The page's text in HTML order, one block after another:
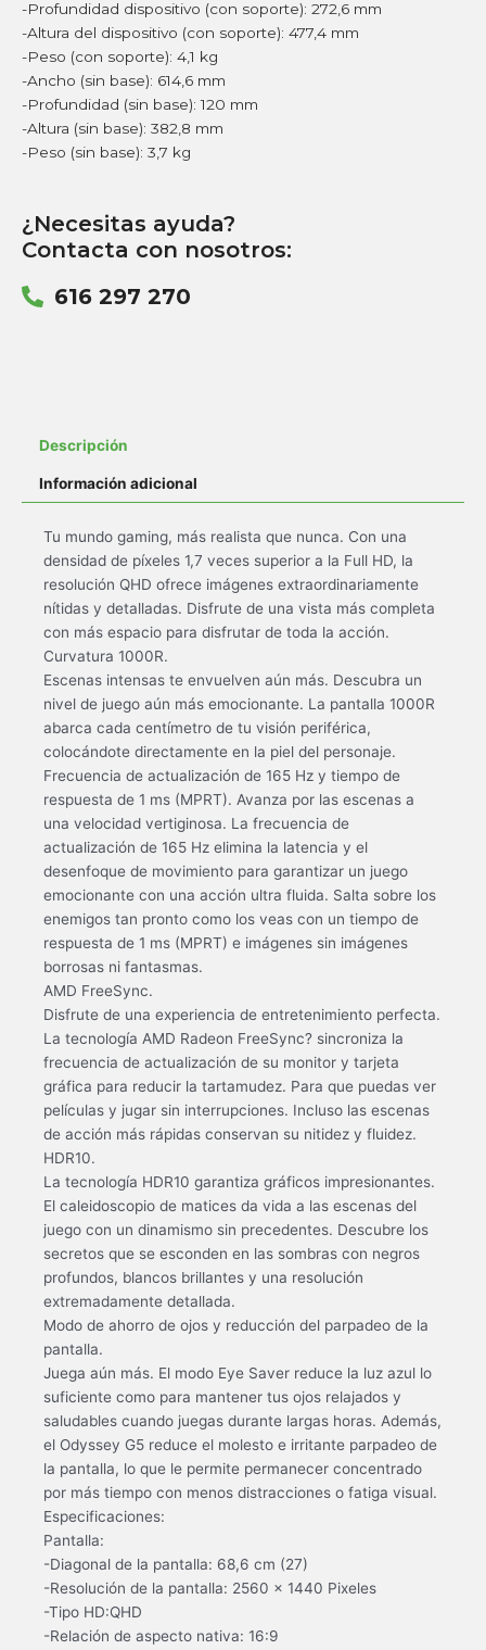
-Profundidad dispositivo (con soporte): 272,6 mm
-Altura del dispositivo (con soporte): 477,4 mm
-Peso (con soporte): 4,1 kg
-Ancho (sin base): 614,6 mm
-Profundidad (sin base): 120 mm
-Altura (sin base): 382,8 mm
-Peso (sin base): 3,7 kg
¿Necesitas ayuda?
Contacta con nosotros:
616 297 270
Descripción
Información adicional
Tu mundo gaming, más realista que nunca. Con una
densidad de píxeles 1,7 veces superior a la Full HD, la
resolución QHD ofrece imágenes extraordinariamente
nítidas y detalladas. Disfrute de una vista más completa
con más espacio para disfrutar de toda la acción.
Curvatura 1000R.
Escenas intensas te envuelven aún más. Descubra un
nivel de juego aún más emocionante. La pantalla 1000R
abarca cada centímetro de tu visión periférica,
colocándote directamente en la piel del personaje.
Frecuencia de actualización de 165 Hz y tiempo de
respuesta de 1 ms (MPRT). Avanza por las escenas a
una velocidad vertiginosa. La frecuencia de
actualización de 165 Hz elimina la latencia y el
desenfoque de movimiento para garantizar un juego
emocionante con una acción ultra fluida. Salta sobre los
enemigos tan pronto como los veas con un tiempo de
respuesta de 1 ms (MPRT) e imágenes sin imágenes
borrosas ni fantasmas.
AMD FreeSync.
Disfrute de una experiencia de entretenimiento perfecta.
La tecnología AMD Radeon FreeSync? sincroniza la
frecuencia de actualización de su monitor y tarjeta
gráfica para reducir la tartamudez. Para que puedas ver
películas y jugar sin interrupciones. Incluso las escenas
de acción más rápidas conservan su nitidez y fluidez.
HDR10.
La tecnología HDR10 garantiza gráficos impresionantes.
El caleidoscopio de matices da vida a las escenas del
juego con un dinamismo sin precedentes. Descubre los
secretos que se esconden en las sombras con negros
profundos, blancos brillantes y una resolución
extremadamente detallada.
Modo de ahorro de ojos y reducción del parpadeo de la
pantalla.
Juega aún más. El modo Eye Saver reduce la luz azul lo
suficiente como para mantener tus ojos relajados y
saludables cuando juegas durante largas horas. Además,
el Odyssey G5 reduce el molesto e irritante parpadeo de
la pantalla, lo que le permite permanecer concentrado
por más tiempo con menos distracciones o fatiga visual.
Especificaciones:
Pantalla:
-Diagonal de la pantalla: 68,6 cm (27)
-Resolución de la pantalla: 2560 x 1440 Pixeles
-Tipo HD:QHD
-Relación de aspecto nativa: 16:9